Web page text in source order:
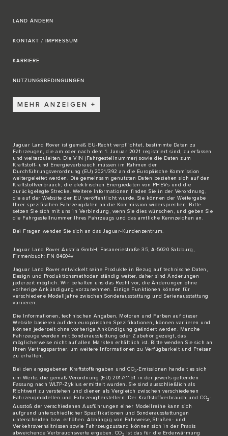
LAND ÄNDERN
KONTAKT / IMPRESSUM
KARRIERE
NUTZUNGSBEDINGUNGEN
MEHR ANZEIGEN
Jaguar Land Rover ist gemäß EU-Recht verpflichtet, bestimmte Daten zu
Fahrzeugen, die am oder nach dem 1. Januar 2021 registriert sind, zu erfassen
und weiterzuleiten. Die VIN (Fahrgestellnummer) sowie die Daten zum
Kraftstoff- und Energieverbrauch müssen im Rahmen der
Durchführungsverordnung (EU) 2021/392 an die Europäische Kommission
weitergeleitet werden. Die gemeinsam genutzten Daten beziehen sich auf den
Kraftstoffverbrauch, die elektrischen Energiedaten von PHEVs und die
zurückgelegte Strecke. Weitere Informationen finden Sie in der Verordnung,
die auf der Website der EU veröffentlicht wurde. Sie können der Weitergabe
Ihrer spezifischen Fahrzeugdaten an die Kommission widersprechen. Bitte
setzen Sie sich mit uns in Verbindung , wenn Sie dies wünschen, und geben Sie
die Fahrgestellnummer Ihres Fahrzeugs und das amtliche Kennzeichen an.
Bei Fragen wenden Sie sich an das Jaguar-Kundenzentrum.
Jaguar Land Rover Austria GmbH, Fasaneriestraße 35, A-5020 Salzburg,
Firmenbuch: FN 84604v
Jaguar Land Rover entwickelt seine Produkte in Bezug auf technische Daten,
Design und Produktionsmethoden ständig weiter, daher sind Änderungen
jederzeit möglich. Wir behalten uns das Recht vor, die Änderungen ohne
vorherige Ankündigung vorzunehmen. Einige Funktionen können für
verschiedene Modelljahre zwischen Sonderausstattung und Serienausstattung
variieren.
Die Informationen, technischen Angaben, Motoren und Farben auf dieser
Website basieren auf den europäischen Spezifikationen, können variieren und
können jederzeit ohne vorherige Ankündigung geändert werden. Manche
Fahrzeuge werden mit Sonderausstattung oder Zubehör gezeigt, das
möglicherweise nicht auf allen Märkten erhältlich ist. Bitte wenden Sie sich an
Ihren Vertragspartner, um weitere Informationen zu Verfügbarkeit und Preisen
zu erhalten.
Bei den angegebenen Kraftstoffangaben und CO2-Emissionen handelt es sich
um Werte, die gemäß Verordnung (EU) 2017/1151 in der jeweils geltenden
Fassung nach WLTP-Zyklus ermittelt wurden. Sie sind ausschließlich als
Richtwert zu verstehen und dienen als Vergleich zwischen verschiedenen
Fahrzeugmodellen und Fahrzeugherstellern. Der Kraftstoffverbrauch und CO2-
Ausstoß der verschiedenen Ausführungen einer Modellreihe kann sich
aufgrund unterschiedlicher Spezifikationen und Sonderausstattungen
unterscheiden bzw. erhöhen. Abhängig von Fahrweise, Straßen- und
Verkehrsverhältnissen sowie Fahrzeugzustand können sich in der Praxis
abweichende Verbrauchswerte ergeben. CO2 ist das für die Erderwärmung